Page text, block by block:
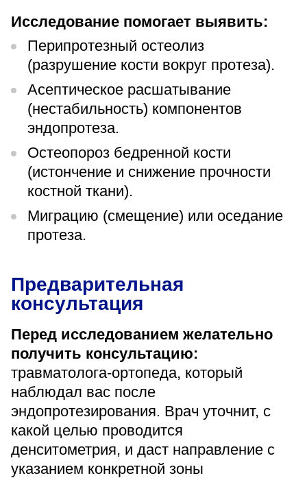
Исследование помогает выявить:
Перипротезный остеолиз
(разрушение кости вокруг протеза).
Асептическое расшатывание
(нестабильность) компонентов
эндопротеза.
Остеопороз бедренной кости
(истончение и снижение прочности
костной ткани).
Миграцию (смещение) или оседание
протеза.
Предварительная
консультация
Перед исследованием желательно
получить консультацию:
травматолога-ортопеда, который
наблюдал вас после
эндопротезирования. Врач уточнит, с
какой целью проводится
денситометрия, и даст направление с
указанием конкретной зоны